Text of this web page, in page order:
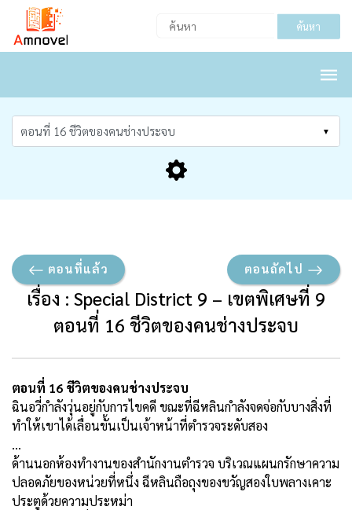
ค้นหา
ตอนที่แล้ว ตอนถัดไป
เรื่อง : Special District 9 – เขตพิเศษที่ 9
ตอนที่ 16 ชีวิตของคนช่างประจบ
ตอนที่ 16 ชีวิตของคนช่างประจบ
ฉินอวี่กำลังวุ่นอยู่กับการไขคดี ขณะที่ฉีหลินกำลังจดจ่อกับบางสิ่งที่
ทำให้เขาได้เลื่อนขั้นเป็นเจ้าหน้าที่ตำรวจระดับสอง
…
ด้านนอกห้องทำงานของสำนักงานตำรวจ บริเวณแผนกรักษาความ
ปลอดภัยของหน่วยที่หนึ่ง ฉีหลินถือถุงของขวัญสองใบพลางเคาะ
ประตูด้วยความประหม่า